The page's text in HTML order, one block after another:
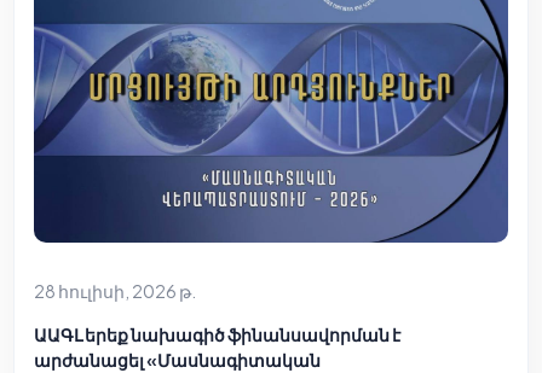
28 հուլիսի, 2026 թ.
ԱԱԳԼ երեք նախագիծ ֆինանսավորման է
արժանացել «Մասնագիտական